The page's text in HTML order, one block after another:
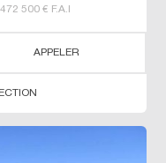
472 500 € F.A.I
APPELER